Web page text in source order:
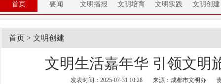
首页 要闻 文明播报 文明培育 文明实践 文明创建
首页 > 文明创建
文明生活嘉年华 引领文明
发表时间：2025-07-31 10:28 来源：成都市文明办